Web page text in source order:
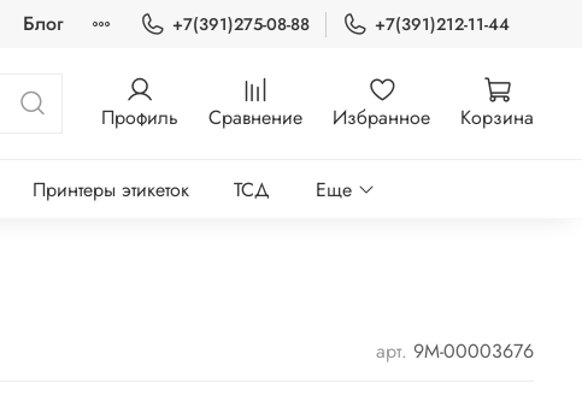
Блог +7(391)275-08-88 +7(391)212-11-44
Профиль Сравнение Избранное Корзина
Принтеры этикеток ТСД Еще
арт. 9М-00003676